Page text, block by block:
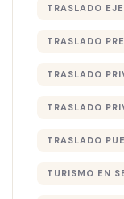
TRASLADO
TRASLADO
TRASLADO
TRASLADO
TRASLADO
TURISMO EN